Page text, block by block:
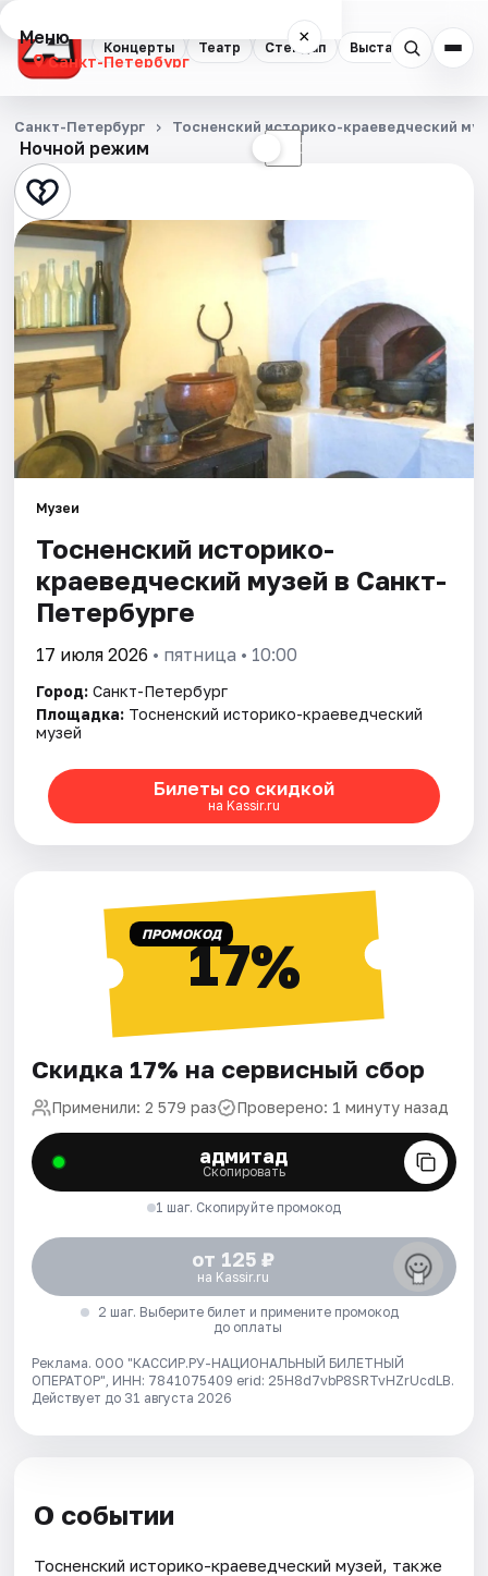
Концерты Театр Стендап Выставки
Меню ×
Санкт-Петербург
Концерты
Театр
Стендап
Выставки
Квесты
Экскурсии
Спорт
События
Города
Площадки
Артисты
Рейтинги
Ночной режим ☾
Санкт-Петербург Тосненский историко-краеведческий
Музеи
Тосненский историко-
краеведческий музей в Санкт-
Петербурге
17 июля 2026 • пятница • 10:00
Город: Санкт-Петербург
Площадка: Тосненский историко-краеведческий
музей
Билеты со скидкой
на Kassir.ru
ПРОМОКОД17%
Скидка 17% на сервисный сбор
Применили: 2 579 раз Проверено: 1 минуту назад
адмитад
Скопировать
1 шаг. Скопируйте промокод
от 125 ₽
на Kassir.ru
2 шаг. Выберите билет и примените промокод
до оплаты
Реклама. ООО "КАССИР.РУ-НАЦИОНАЛЬНЫЙ БИЛЕТНЫЙ
ОПЕРАТОР", ИНН: 7841075409 erid: 25H8d7vbP8SRTvHZrUcdLB.
Действует до 31 августа 2026
О событии
Тосненский историко-краеведческий музей, также